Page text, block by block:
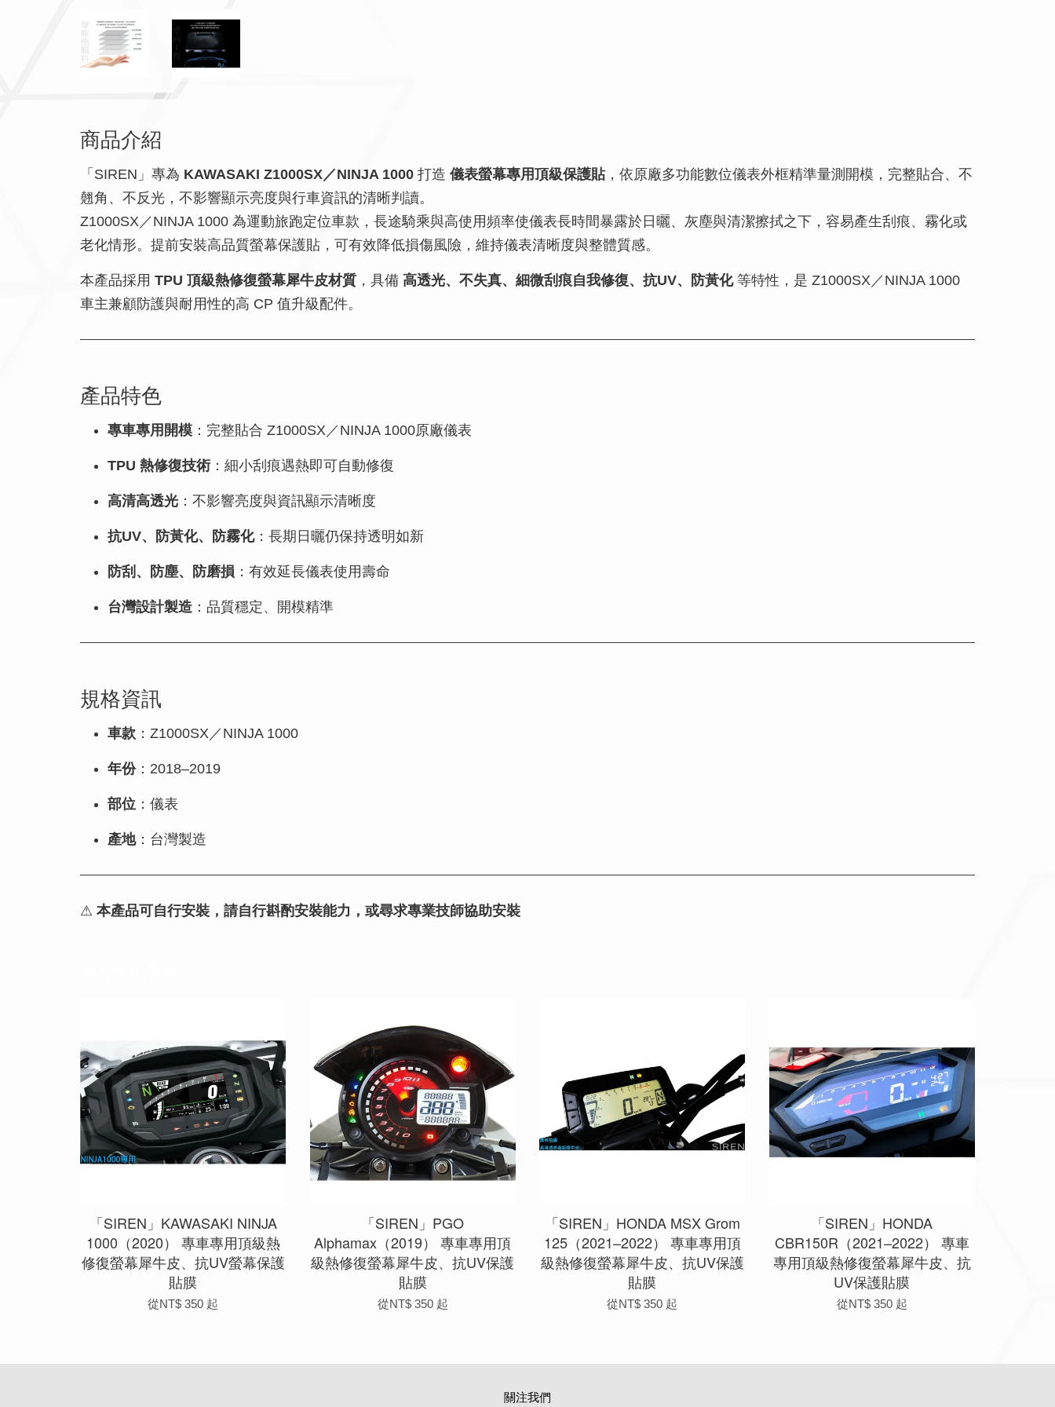
商品介紹
「SIREN」專為 KAWASAKI Z1000SX／NINJA 1000 打造 儀表螢幕專用頂級保護貼，依原廠多功能數位儀表外框精準量測開模，完整貼合、不
翹角、不反光，不影響顯示亮度與行車資訊的清晰判讀。
Z1000SX／NINJA 1000 為運動旅跑定位車款，長途騎乘與高使用頻率使儀表長時間暴露於日曬、灰塵與清潔擦拭之下，容易產生刮痕、霧化或
老化情形。提前安裝高品質螢幕保護貼，可有效降低損傷風險，維持儀表清晰度與整體質感。
本產品採用 TPU 頂級熱修復螢幕犀牛皮材質 ，具備 高透光、不失真、細微刮痕自我修復、抗UV、防黃化等特性，是 Z1000SX／NINJA 1000
車主兼顧防護與耐用性的高 CP 值升級配件。
產品特色
專車專用開模 ：完整貼合 Z1000SX／NINJA 1000原廠儀表
TPU 熱修復技術：細小刮痕遇熱即可自動修復
高清高透光 ：不影響亮度與資訊顯示清晰度
抗UV、防黃化、防霧化：長期日曬仍保持透明如新
防刮、防塵、防磨損 ：有效延長儀表使用壽命
台灣設計製造 ：品質穩定、開模精準
規格資訊
車款 ：Z1000SX／NINJA 1000
年份：2018–2019
部位 ：儀表
產地：台灣製造
⚠ 本產品可自行安裝，請自行斟酌安裝能力，或尋求專業技師協助安裝
「SIREN」KAWASAKI NINJA
1000（2020） 專車專用頂級熱
修復螢幕犀牛皮、抗UV螢幕保護
貼膜
從NT$ 350 起
「SIREN」PGO
Alphamax（2019） 專車專用頂
級熱修復螢幕犀牛皮、抗UV保護
貼膜
從NT$ 350 起
「SIREN」HONDA MSX Grom
125（2021–2022） 專車專用頂
級熱修復螢幕犀牛皮、抗UV保護
貼膜
從NT$ 350 起
「SIREN」HONDA
CBR150R（2021–2022） 專車
專用頂級熱修復螢幕犀牛皮、抗
UV保護貼膜
從NT$ 350 起
關注我們